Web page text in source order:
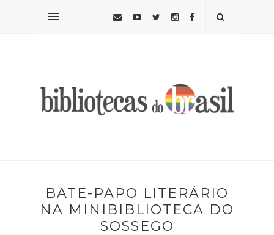
BATE-PAPO LITERÁRIO
NA MINIBIBLIOTECA DO
SOSSEGO